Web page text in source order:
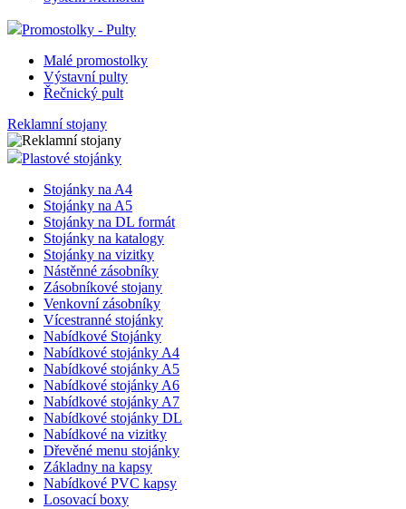
Promostolky - Pulty
Malé promostolky
Výstavní pulty
Řečnický pult
Reklamní stojany
Plastové stojánky
Stojánky na A4
Stojánky na A5
Stojánky na DL formát
Stojánky na katalogy
Stojánky na vizitky
Nástěnné zásobníky
Zásobníkové stojany
Venkovní zásobníky
Vícestranné stojánky
Nabídkové Stojánky
Nabídkové stojánky A4
Nabídkové stojánky A5
Nabídkové stojánky A6
Nabídkové stojánky A7
Nabídkové stojánky DL
Nabídkové na vizitky
Dřevěné menu stojánky
Základny na kapsy
Nabídkové PVC kapsy
Losovací boxy